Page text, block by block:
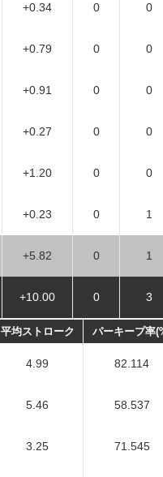
+0.34 0 0
+0.79 0 0
+0.91 0 0
+0.27 0 0
+1.20 0 0
+0.23 0 1
+5.82 0 1
+10.00 0 3
平均ストローク パーキープ率
4.99 82.114
5.46 58.537
3.25 71.545